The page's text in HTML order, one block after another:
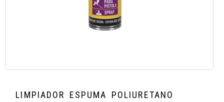
LIMPIADOR ESPUMA POLIURETANO